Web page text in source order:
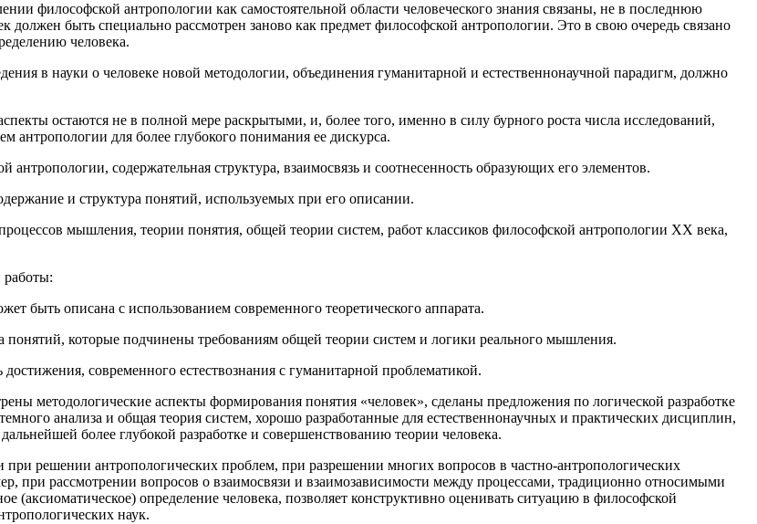
философской антропологии как самостоятельной области человеческого знания связаны, не в последнюю
быть специально рассмотрен заново как предмет философской антропологии. Это в свою очередь связано
человека.
в науки о человеке новой методологии, объединения гуманитарной и естественнонаучной парадигм, должно
остаются не в полной мере раскрытыми, и, более того, именно в силу бурного роста числа исследований,
антропологии для более глубокого понимания ее дискурса.
содержательная структура, взаимосвязь и соотнесенность образующих его элементов.
и структура понятий, используемых при его описании.
мышления, теории понятия, общей теории систем, работ классиков философской антропологии XX века,
быть описана с использованием современного теоретического аппарата.
понятий, которые подчинены требованиям общей теории систем и логики реального мышления.
современного естествознания с гуманитарной проблематикой.
методологические аспекты формирования понятия «человек», сделаны предложения по логической разработке
анализа и общая теория систем, хорошо разработанные для естественнонаучных и практических дисциплин,
более глубокой разработке и совершенствованию теории человека.
решении антропологических проблем, при разрешении многих вопросов в частно-антропологических
при рассмотрении вопросов о взаимосвязи и взаимозависимости между процессами, традиционно относимыми
(аксиоматическое) определение человека, позволяет конструктивно оценивать ситуацию в философской
наук.